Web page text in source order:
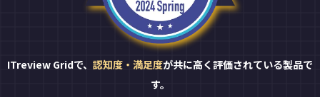
ITreview Gridで、 認知度・満足度が共に高く評価されている製品で
す。